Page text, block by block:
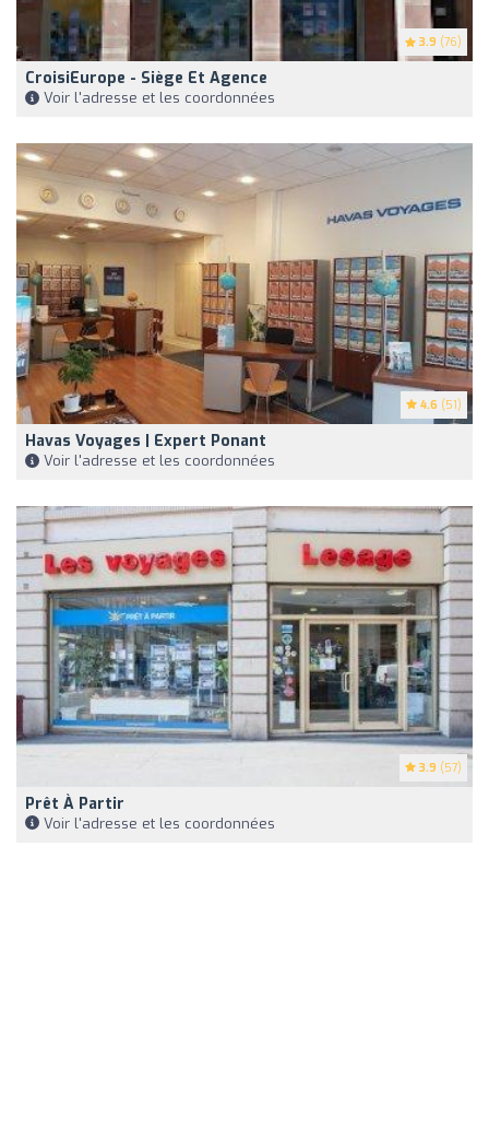
3.9 (76)
CroisiEurope - Siège Et Agence
Voir l'adresse et les coordonnées
4.6 (51)
Havas Voyages | Expert Ponant
Voir l'adresse et les coordonnées
3.9 (57)
Prêt À Partir
Voir l'adresse et les coordonnées